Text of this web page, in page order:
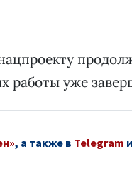
работы уже
, а также в Telegram